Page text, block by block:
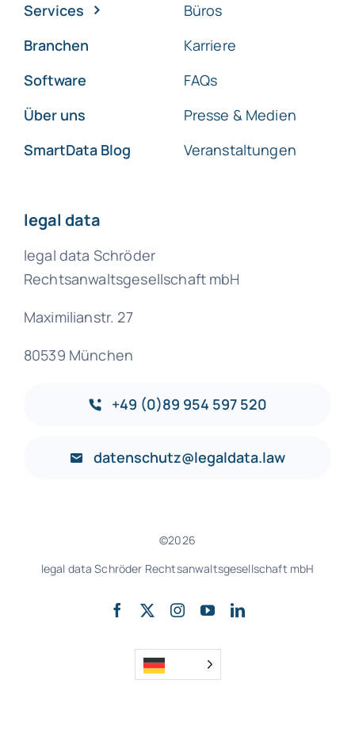
Services
Branchen
Software
Über uns
SmartData Blog
Büros
Karriere
FAQs
Presse & Medien
Veranstaltungen
legal data
legal data Schröder
Rechtsanwaltsgesellschaft mbH
Maximilianstr. 27
80539 München
+49 (0)89 954 597 520
datenschutz@legaldata.law
©2026
legal data Schröder Rechtsanwaltsgesellschaft mbH